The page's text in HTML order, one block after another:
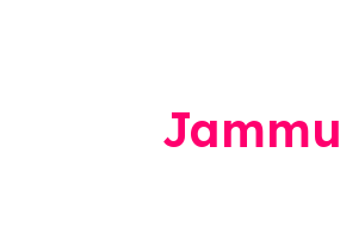
Jammu